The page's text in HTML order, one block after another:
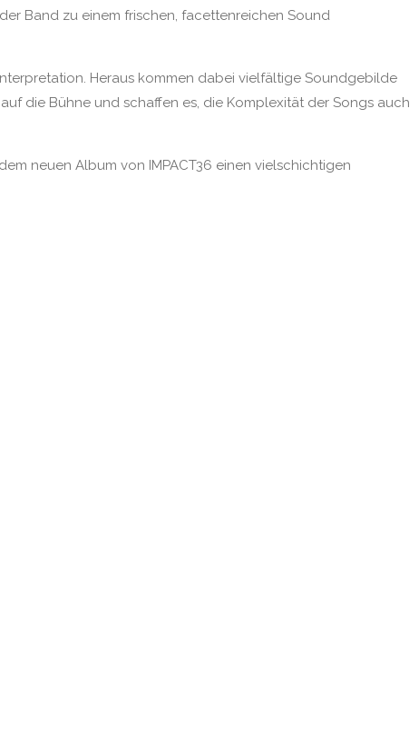
Band zu einem frischen, facettenreichen Sound
Heraus kommen dabei vielfältige Soundgebilde
die Bühne und schaffen es, die Komplexität der Songs auch
neuen Album von IMPACT36 einen vielschichtigen